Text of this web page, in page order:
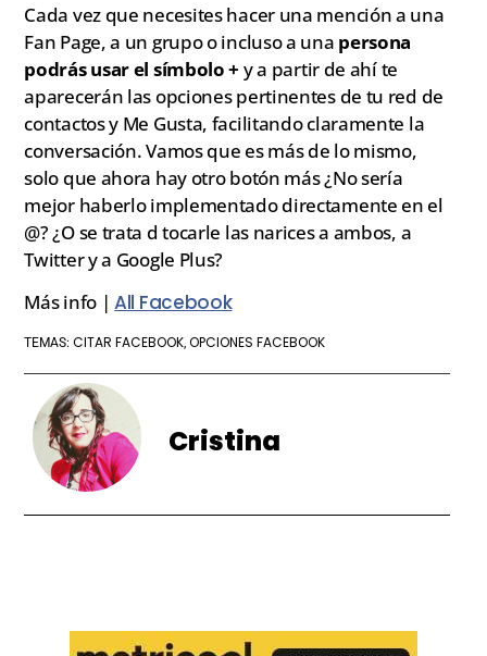
Cada vez que necesites hacer una mención a una
Fan Page, a un grupo o incluso a una persona
podrás usar el símbolo + y a partir de ahí te
aparecerán las opciones pertinentes de tu red de
contactos y Me Gusta, facilitando claramente la
conversación. Vamos que es más de lo mismo,
solo que ahora hay otro botón más ¿No sería
mejor haberlo implementado directamente en el
@? ¿O se trata d tocarle las narices a ambos, a
Twitter y a Google Plus?
Más info |All Facebook
TEMAS:CITAR FACEBOOK ,OPCIONES FACEBOOK
Cristina